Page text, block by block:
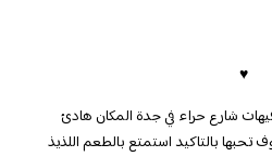
♥
شارع حراء في جدة المكان هادئ
تحبها بالتاكيد استمتع بالطعم اللذيذ